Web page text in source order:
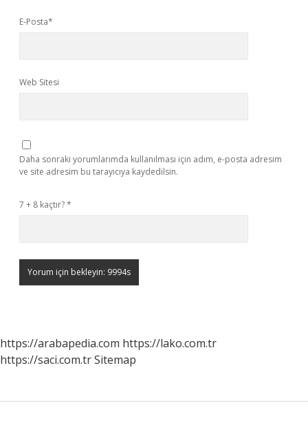
E-Posta*
Web Sitesi
Daha sonraki yorumlarımda kullanılması için adım, e-posta adresim
ve site adresim bu tarayıcıya kaydedilsin.
7 + 8 kaçtır?*
https://arabapedia.com https://lako.com.tr
https://saci.com.trSitemap